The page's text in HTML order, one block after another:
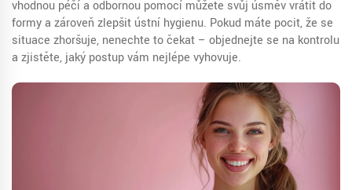
vhodnou péčí a odbornou pomocí můžete svůj úsměv vrátit do
formy a zároveň zlepšit ústní hygienu. Pokud máte pocit, že se
situace zhoršuje, nenechte to čekat – objednejte se na kontrolu
a zjistěte, jaký postup vám nejlépe vyhovuje.